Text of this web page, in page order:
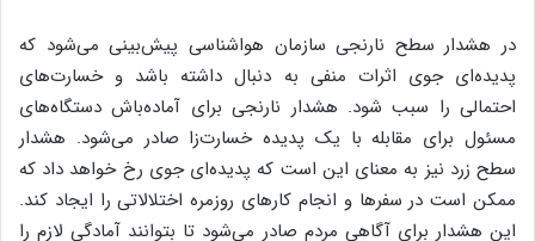
در هشدار سطح نارنجی‌ سازمان هواشناسی پیش‌بینی می‌شود که
پدیده‌ای جوی اثرات منفی به دنبال داشته باشد و خسارت‌های
احتمالی را سبب شود. هشدار نارنجی برای آماده‌باش دستگاه‌های
مسئول برای مقابله با یک پدیده خسارت‌زا صادر می‌شود. هشدار
سطح زرد نیز به معنای این است که پدیده‌ای جوی رخ خواهد داد که
ممکن است در سفرها و انجام کارهای روزمره اختلالاتی را ایجاد کند.
این هشدار برای آگاهی مردم صادر می‌شود تا بتوانند آمادگی لازم را